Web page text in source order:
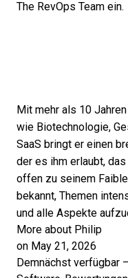
The RevOps Team ein.
Mit mehr als 10
wie Biotechnologie,
SaaS bringt er einen
der es ihm erlaubt,
offen zu seinem
bekannt, Themen
und alle Aspekte
More about Philip
on May 21, 2026
Demnächst verfügbar